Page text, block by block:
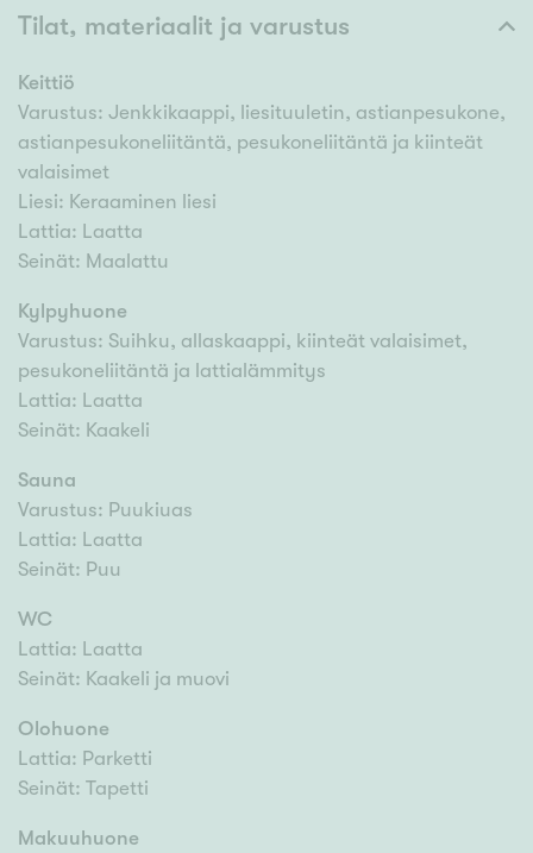
Tilat, materiaalit ja varustus
Keittiö
Varustus: Jenkkikaappi, liesituuletin, astianpesukone,
astianpesukoneliitäntä, pesukoneliitäntä ja kiinteät
valaisimet
Liesi: Keraaminen liesi
Lattia: Laatta
Seinät: Maalattu
Kylpyhuone
Varustus: Suihku, allaskaappi, kiinteät valaisimet,
pesukoneliitäntä ja lattialämmitys
Lattia: Laatta
Seinät: Kaakeli
Sauna
Varustus: Puukiuas
Lattia: Laatta
Seinät: Puu
WC
Lattia: Laatta
Seinät: Kaakeli ja muovi
Olohuone
Lattia: Parketti
Seinät: Tapetti
Makuuhuone